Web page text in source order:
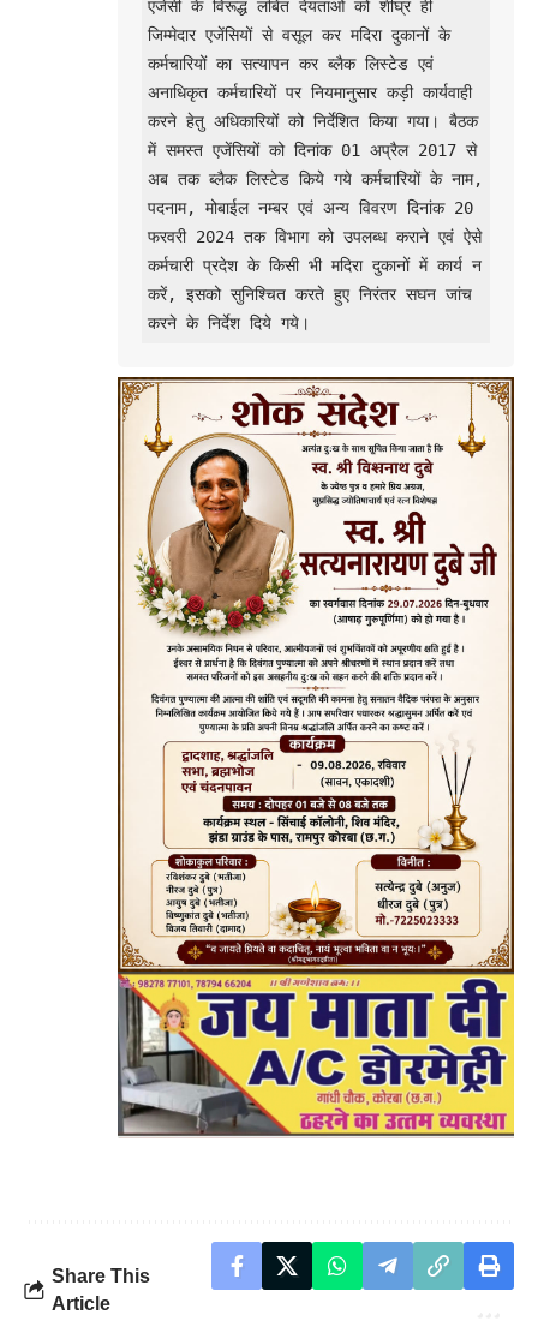
एजेंसी के विरूद्ध लंबित देयताओं को शीघ्र ही
जिम्मेदार एजेंसियों से वसूल कर मदिरा दुकानों के
कर्मचारियों का सत्यापन कर ब्लैक लिस्टेड एवं
अनाधिकृत कर्मचारियों पर नियमानुसार कड़ी कार्यवाही
करने हेतु अधिकारियों को निर्देशित किया गया। बैठक
में समस्त एजेंसियों को दिनांक 01 अप्रैल 2017 से
अब तक ब्लैक लिस्टेड किये गये कर्मचारियों के नाम,
पदनाम, मोबाईल नम्बर एवं अन्य विवरण दिनांक 20
फरवरी 2024 तक विभाग को उपलब्ध कराने एवं ऐसे
कर्मचारी प्रदेश के किसी भी मदिरा दुकानों में कार्य न
करें, इसको सुनिश्चित करते हुए निरंतर सघन जांच
करने के निर्देश दिये गये।
Share This
Article